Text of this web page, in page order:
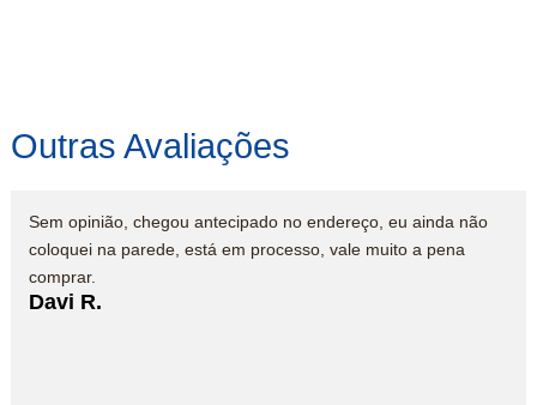
Outras Avaliações
Sem opinião, chegou antecipado no endereço, eu ainda não
coloquei na parede, está em processo, vale muito a pena
comprar.
Davi R.